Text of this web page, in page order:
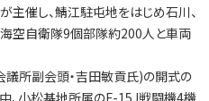
催し、鯖江駐屯地をはじめ石川、
空自衛隊9個部隊約200人と車両
所副会頭・吉田敏貢氏)の開式の
、小松基地所属のF-15J戦闘機4機